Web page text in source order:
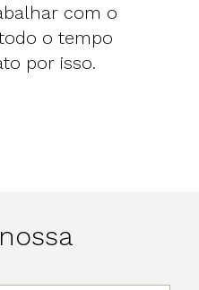
com o
o tempo
por isso.